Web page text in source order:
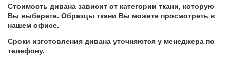
Стоимость дивана зависит от категории ткани, которую
Вы выберете. Образцы ткани Вы можете просмотреть в
нашем офисе.
Сроки изготовления дивана уточняются у менеджера по
телефону.